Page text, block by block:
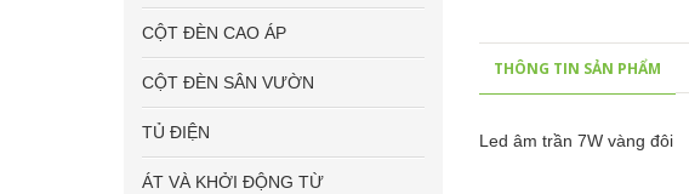
THÔNG TIN SẢN PHẨM
Led âm trần 7W vàng đôi
CỘT ĐÈN CAO ÁP
CỘT ĐÈN SÂN VƯỜN
TỦ ĐIỆN
ÁT VÀ KHỞI ĐỘNG TỪ